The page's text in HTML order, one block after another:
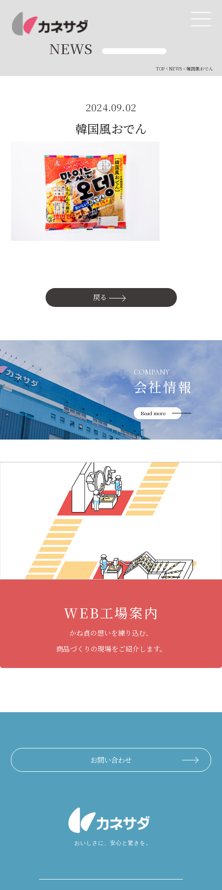
TOP
生産体制
美味しい安心
商品・開発
品質管理
直営店
かね貞の歴史
リニューアル中
NEWS
TOP<NEWS< 韓国風おでん
2024.09.02
韓国風おでん
戻る
COMPANY
会社情報
Read more
WEB工場案内
かね貞の想いを練り込む、
商品づくりの現場をご紹介します。
お問い合わせ